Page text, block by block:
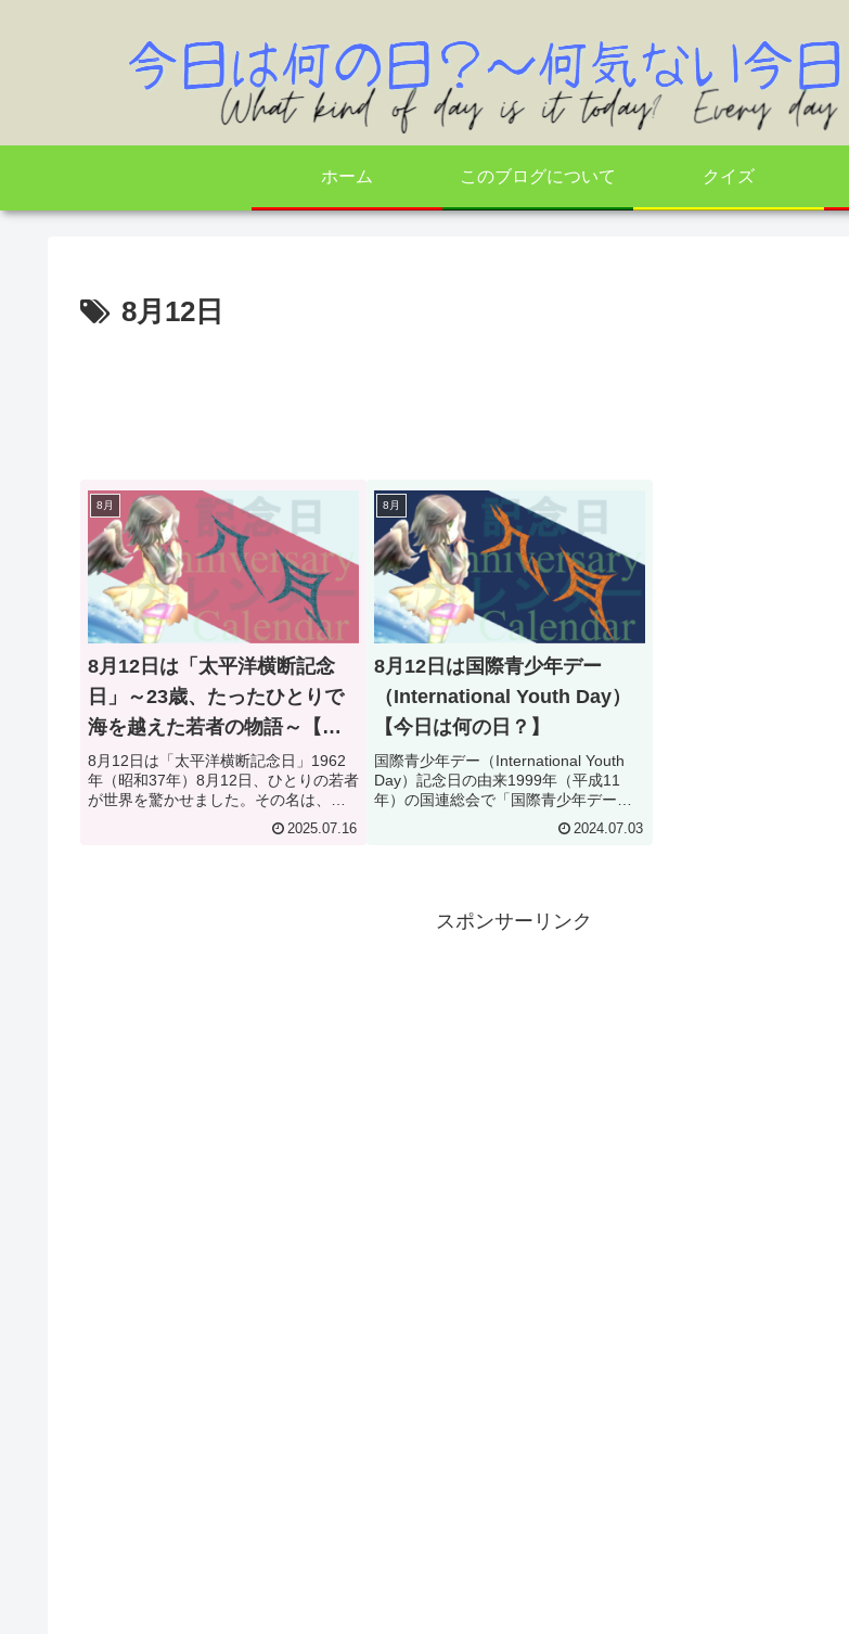
ホーム このブログについて クイズ
8月12日
8月
8月12日は「太平洋横断記念
日」～23歳、たったひとりで
海を越えた若者の物語～【何
気ない今日は何の日？】
8月12日は「太平洋横断記念日」1962
年（昭和37年）8月12日、ひとりの若者
が世界を驚かせました。その名は、堀
江謙一（ほりえ けんいち）。当時23歳
だった彼は、小型ヨット「マーメイド
2025.07.16
8月
8月12日は国際青少年デー
（International Youth Day）
【今日は何の日？】
国際青少年デー（International Youth
Day）記念日の由来1999年（平成11
年）の国連総会で「国際青少年デー」
が制定されました。毎年8月12日に祝わ
2024.07.03
スポンサーリンク